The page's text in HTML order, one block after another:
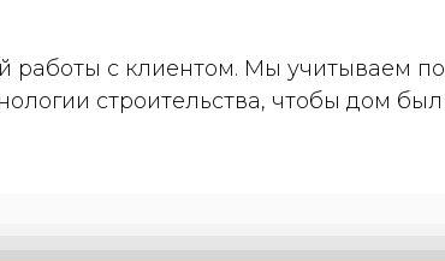
работы с клиентом. Мы учитываем
строительства, чтобы дом